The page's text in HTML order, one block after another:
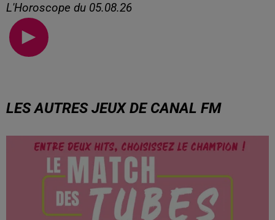
L'Horoscope du 05.08.26
L'Horoscope du 05.08.26
LES AUTRES JEUX DE CANAL FM